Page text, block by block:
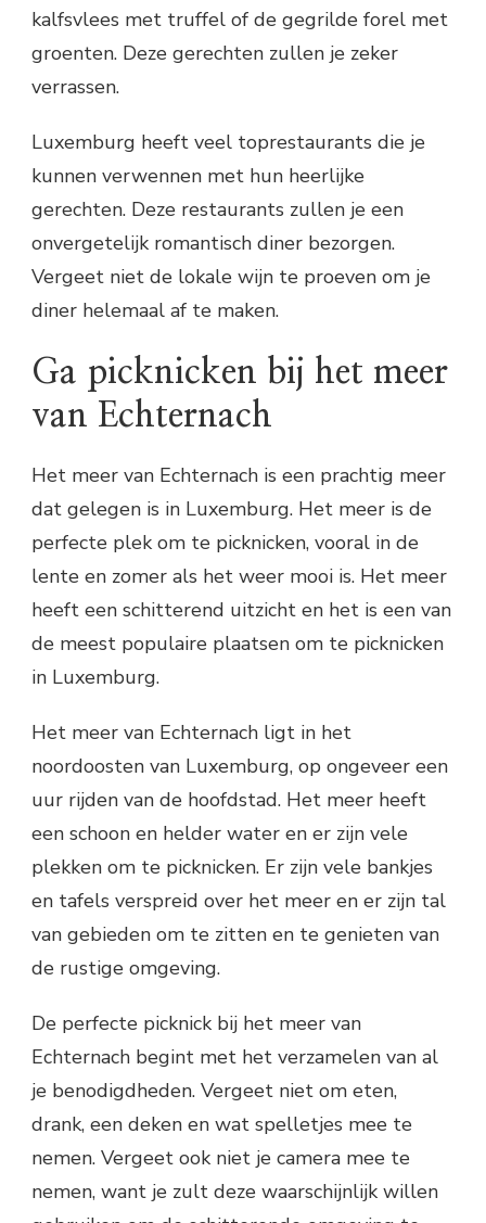
kalfsvlees met truffel of de gegrilde forel met
groenten. Deze gerechten zullen je zeker
verrassen.
Luxemburg heeft veel toprestaurants die je
kunnen verwennen met hun heerlijke
gerechten. Deze restaurants zullen je een
onvergetelijk romantisch diner bezorgen.
Vergeet niet de lokale wijn te proeven om je
diner helemaal af te maken.
Ga picknicken bij het meer
van Echternach
Het meer van Echternach is een prachtig meer
dat gelegen is in Luxemburg. Het meer is de
perfecte plek om te picknicken, vooral in de
lente en zomer als het weer mooi is. Het meer
heeft een schitterend uitzicht en het is een van
de meest populaire plaatsen om te picknicken
in Luxemburg.
Het meer van Echternach ligt in het
noordoosten van Luxemburg, op ongeveer een
uur rijden van de hoofdstad. Het meer heeft
een schoon en helder water en er zijn vele
plekken om te picknicken. Er zijn vele bankjes
en tafels verspreid over het meer en er zijn tal
van gebieden om te zitten en te genieten van
de rustige omgeving.
De perfecte picknick bij het meer van
Echternach begint met het verzamelen van al
je benodigdheden. Vergeet niet om eten,
drank, een deken en wat spelletjes mee te
nemen. Vergeet ook niet je camera mee te
nemen, want je zult deze waarschijnlijk willen